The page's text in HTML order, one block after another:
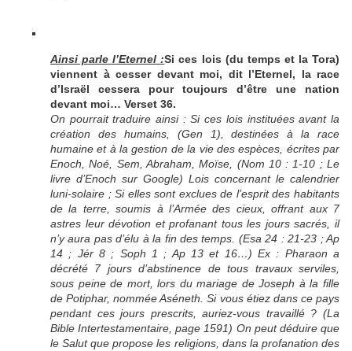
Ainsi parle l’Eternel :Si ces lois (du temps et la Tora)
viennent à cesser devant moi, dit l’Eternel, la race
d’Israël cessera pour toujours d’être une nation
devant moi… Verset 36.
On pourrait traduire ainsi : Si ces lois instituées avant la
création des humains, (Gen 1), destinées à la race
humaine et à la gestion de la vie des espèces, écrites par
Enoch, Noé, Sem, Abraham, Moïse, (Nom 10 : 1-10 ; Le
livre d’Enoch sur Google) Lois concernant le calendrier
luni-solaire ; Si elles sont exclues de l’esprit des habitants
de la terre, soumis à l’Armée des cieux, offrant aux 7
astres leur dévotion et profanant tous les jours sacrés, il
n’y aura pas d’élu à la fin des temps. (Esa 24 : 21-23 ; Ap
14 ; Jér 8 ; Soph 1 ; Ap 13 et 16…) Ex : Pharaon a
décrété 7 jours d’abstinence de tous travaux serviles,
sous peine de mort, lors du mariage de Joseph à la fille
de Potiphar, nommée Aséneth. Si vous étiez dans ce pays
pendant ces jours prescrits, auriez-vous travaillé ? (La
Bible Intertestamentaire, page 1591) On peut déduire que
le Salut que propose les religions, dans la profanation des